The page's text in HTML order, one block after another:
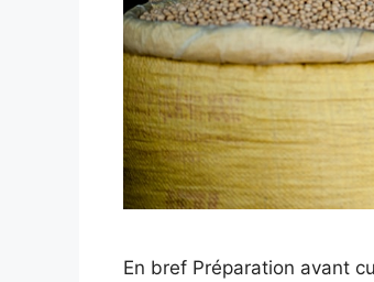
En bref Préparation avant